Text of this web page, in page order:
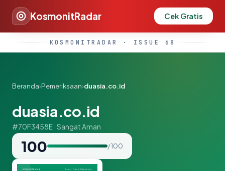
KosmonitRadar Cek Gratis
KOSMONITRADAR · ISSUE 68
Beranda›Pemeriksaan›duasia.co.id
duasia.co.id
#70F3458E · Sangat Aman
100 / 100